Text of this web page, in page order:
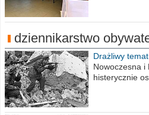
dziennikarstwo
Drażliwy
Nowoczesna i
histerycznie